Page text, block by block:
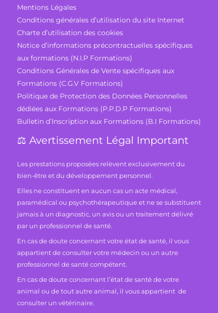
Mentions Légales
Conditions générales d’utilisation du site Internet
Charte d’utilisation des cookies
Notice d’informations précontractuelles spécifiques
aux formations (N.I.P Formations)
Conditions Générales de Vente spécifiques aux
Formations (C.G.V Formations)
Politique de Protection des Données Personnelles
dédiées aux Formations (P.P.D.P Formations)
Bulletin d’Inscription aux Formations (B.I Formations)
⚖️ Avertissement Légal Important
Les prestations proposées relèvent exclusivement du
bien-être et du développement personnel.
Elles ne constituent en aucun cas un acte médical,
paramédical ou psychothérapeutique et ne se substituent
jamais à un diagnostic, un avis ou un traitement délivré
par un professionnel de santé.
En cas de doute concernant votre état de santé, il vous
appartient de consulter votre médecin ou un autre
professionnel de santé compétent.
En cas de doute concernant l’état de santé de votre
animal ou de tout autre animal, il vous appartient de
consulter un vétérinaire.